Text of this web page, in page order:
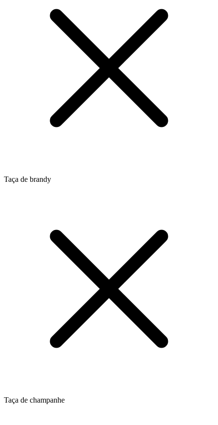
Taça de brandy
Taça de champanhe